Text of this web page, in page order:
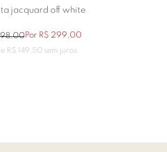
jacquard off white
,00Por R$ 299,00
R$ 149 50sem juros